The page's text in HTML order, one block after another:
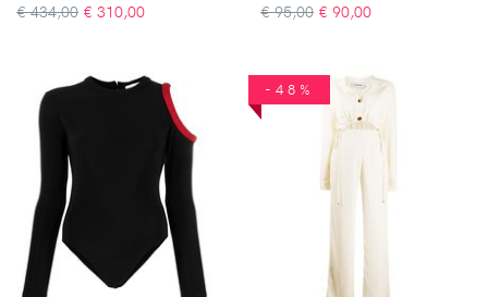
€ 434,00 € 310,00 € 95,00 € 90,00
-48%